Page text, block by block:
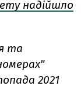
надійшло
та
2021